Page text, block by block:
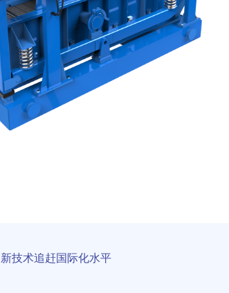
技术追赶国际化水平